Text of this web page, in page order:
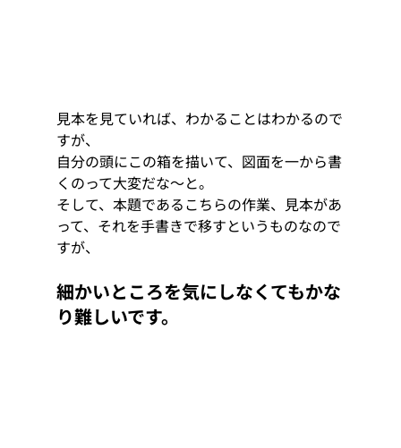
見本を見ていれば、わかることはわかるので
すが、
自分の頭にこの箱を描いて、図面を一から書
くのって大変だな～と。
そして、本題であるこちらの作業、見本があ
って、それを手書きで移すというものなので
すが、
細かいところを気にしなくてもかな
り難しいです。